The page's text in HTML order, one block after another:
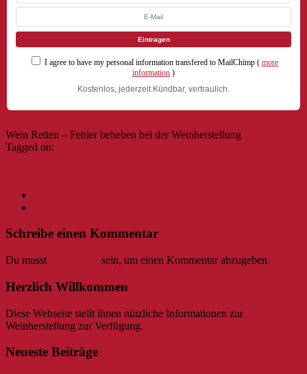
I agree to have my personal information transfered to MailChimp ( more
information )
Kostenlos, jederzeit Kündbar, vertraulich.
Wein Retten – Fehler beheben bei der Weinherstellung
Tagged on:
Schreibe einen Kommentar
Du musst sein, um einen Kommentar abzugeben.
Herzlich Willkommen
Diese Webseite stellt ihnen nützliche Informationen zur
Weinherstellung zur Verfügung.
Neueste Beiträge